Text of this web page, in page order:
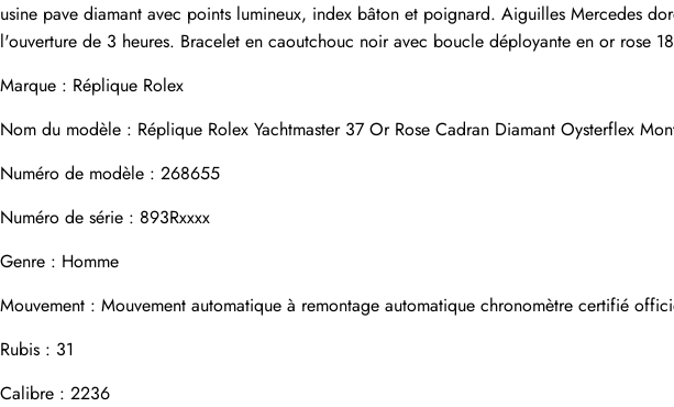
usine pave diamant avec points lumineux, index bâton et poignard. Aiguilles Mercedes
l'ouverture de 3 heures. Bracelet en caoutchouc noir avec boucle déployante en or rose
Marque : Réplique Rolex
Nom du modèle : Réplique Rolex Yachtmaster 37 Or Rose Cadran Diamant Oysterflex
Numéro de modèle : 268655
Numéro de série : 893Rxxxx
Genre : Homme
Mouvement : Mouvement automatique à remontage automatique chronomètre certifié
Rubis : 31
Calibre : 2236
Email
Adresse e-mail